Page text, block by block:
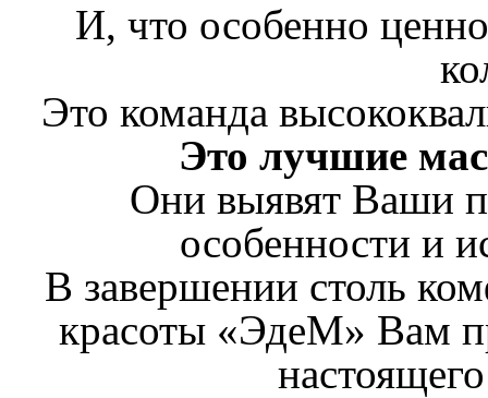
И, что особенно
Это команда
Это лучшие
Они выявят Ваши
особенности и
В завершении столь
красоты «ЭдеМ» Вам